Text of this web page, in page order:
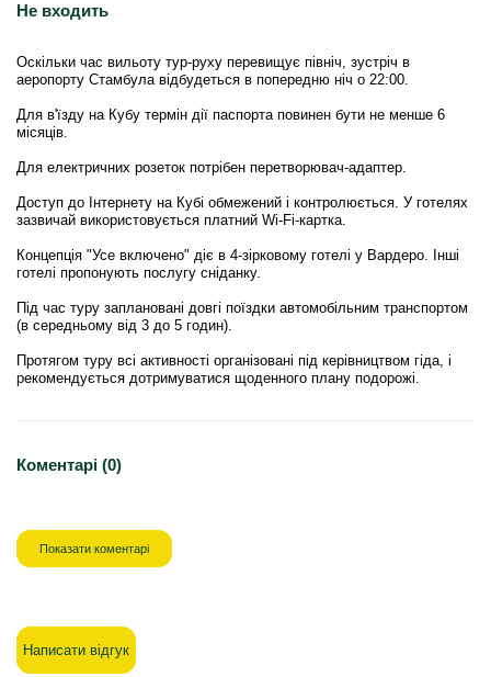
Не входить
Оскільки час вильоту тур-руху перевищує північ, зустріч в
аеропорту Стамбула відбудеться в попередню ніч о 22:00.
Для в'їзду на Кубу термін дії паспорта повинен бути не менше 6
місяців.
Для електричних розеток потрібен перетворювач-адаптер.
Доступ до Інтернету на Кубі обмежений і контролюється. У готелях
зазвичай використовується платний Wi-Fi-картка.
Концепція "Усе включено" діє в 4-зірковому готелі у Вардеро. Інші
готелі пропонують послугу сніданку.
Під час туру заплановані довгі поїздки автомобільним транспортом
(в середньому від 3 до 5 годин).
Протягом туру всі активності організовані під керівництвом гіда, і
рекомендується дотримуватися щоденного плану подорожі.
Коментарі (0)
Показати коментарі
Написати відгук